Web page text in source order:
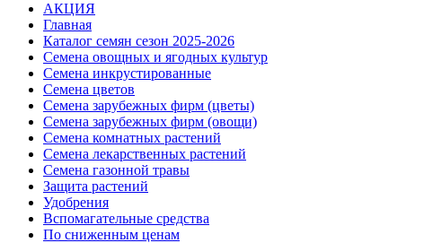
АКЦИЯ
Главная
Каталог семян сезон 2025-2026
Семена овощных и ягодных культур
Семена инкрустированные
Семена цветов
Семена зарубежных фирм (цветы)
Семена зарубежных фирм (овощи)
Семена комнатных растений
Семена лекарственных растений
Семена газонной травы
Защита растений
Удобрения
Вспомагательные средства
По сниженным ценам